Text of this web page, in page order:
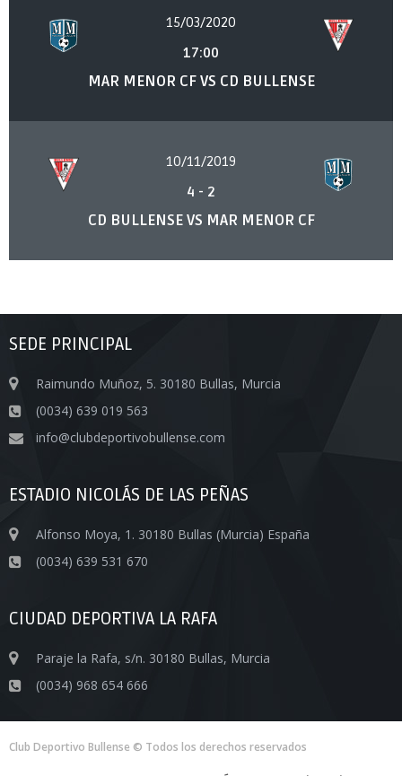
15/03/2020
17:00
MAR MENOR CF VS CD BULLENSE
10/11/2019
4 - 2
CD BULLENSE VS MAR MENOR CF
SEDE PRINCIPAL
Raimundo Muñoz, 5. 30180 Bullas, Murcia
(0034) 639 019 563
info@clubdeportivobullense.com
ESTADIO NICOLÁS DE LAS PEÑAS
Alfonso Moya, 1. 30180 Bullas (Murcia) España
(0034) 639 531 670
CIUDAD DEPORTIVA LA RAFA
Paraje la Rafa, s/n. 30180 Bullas, Murcia
(0034) 968 654 666
Club Deportivo Bullense © Todos los derechos reservados